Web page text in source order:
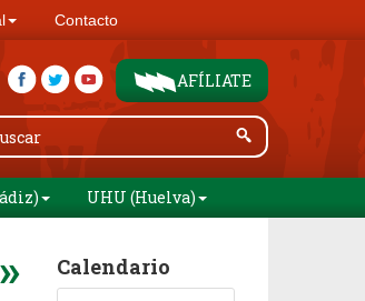
Contacto
AFÍLIATE
UHU (Huelva)
Calendario